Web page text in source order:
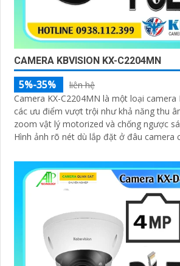
CAMERA KBVISION KX-C2204MN
5%-35%
liên hệ
Camera KX-C2204MN là một loại camera
các ưu điểm vượt trội như khả năng thu
zoom vật lý motorized và chống ngược
Hình ảnh rõ nét dù lắp đặt ở đâu camera